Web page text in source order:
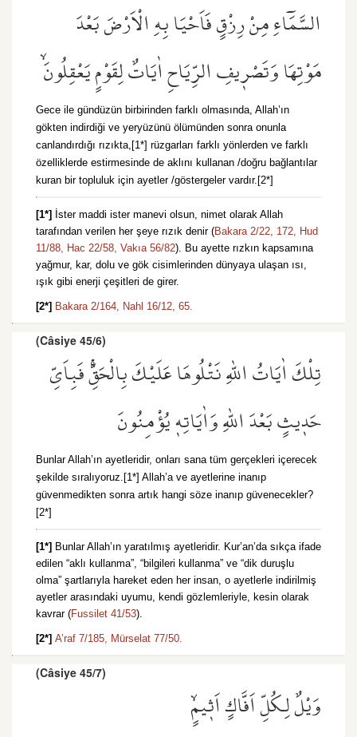
السَّمَٓاءِ مِنْ رِزْقٍ فَاَحْيَا بِهِ الْاَرْضَ بَعْدَ
مَوْتِهَا وَتَصْر۪يفِ الرِّيَاحِ اٰيَاتٌ لِقَوْمٍ يَعْقِلُونَۙ
Gece ile gündüzün birbirinden farklı olmasında, Allah’ın
gökten indirdiği ve yeryüzünü ölümünden sonra onunla
canlandırdığı rızıkta,[1*] rüzgarları farklı yönlerden ve farklı
özelliklerde estirmesinde de aklını kullanan /doğru bağlantılar
kuran bir topluluk için ayetler /göstergeler vardır.[2*]
[1*]
İster maddi ister manevi olsun, nimet olarak Allah
tarafından verilen her şeye rızık denir (Bakara 2/22, 172, Hud
11/88, Hac 22/58, Vakıa 56/82). Bu ayette rızkın kapsamına
yağmur, kar, dolu ve gök cisimlerinden dünyaya ulaşan ısı,
ışık gibi enerji çeşitleri de girer.
[2*] Bakara 2/164, Nahl 16/12, 65.
(Câsiye 45/6)
تِلْكَ اٰيَاتُ اللّٰهِ نَتْلُوهَا عَلَيْكَ بِالْحَقِّۚ فَبِاَيِّ
حَد۪يثٍ بَعْدَ اللّٰهِ وَاٰيَاتِه۪ يُؤْمِنُونَ
Bunlar Allah’ın ayetleridir, onları sana tüm gerçekleri içerecek
şekilde sıralıyoruz.[1*] Allah’a ve ayetlerine inanıp
güvenmedikten sonra artık hangi söze inanıp güvenecekler?
[2*]
[1*] Bunlar Allah’ın yaratılmış ayetleridir. Kur’an’da sıkça ifade
edilen “aklı kullanma”, “bilgileri kullanma” ve “dik duruşlu
olma” şartlarıyla hareket eden her insan, o ayetlerle indirilmiş
ayetler arasındaki uyumu, kendi gözlemleriyle, kesin olarak
kavrar (Fussilet 41/53).
[2*] A’raf 7/185, Mürselat 77/50.
(Câsiye 45/7)
وَيْلٌ لِكُلِّ اَفَّاكٍ اَث۪يمٍۙ